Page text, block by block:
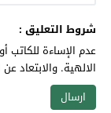
شروط التعليق :
عدم الإساءة للكاتب
الالهية. والابتعاد